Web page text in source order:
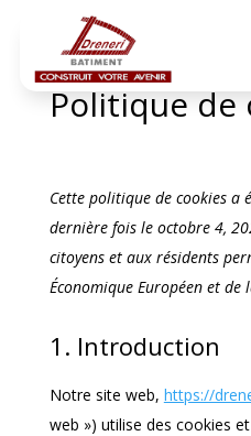
Politique de
Cette politique de cookies a
dernière fois le octobre 4,
citoyens et aux résidents
Économique Européen et de
1. Introduction
Notre site web, https://
web ») utilise des cookies